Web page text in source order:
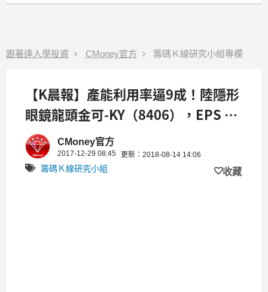
跟著達人學投資 CMoney官方 籌碼Ｋ線研究小組專欄
【K晨報】產能利用率逼9成！陸隱形
眼鏡龍頭金可-KY（8406），EPS 上
看 15元CMoney官方
2017-12-29 08:45 更新：2018-08-14 14:06
籌碼Ｋ線研究小組 收藏